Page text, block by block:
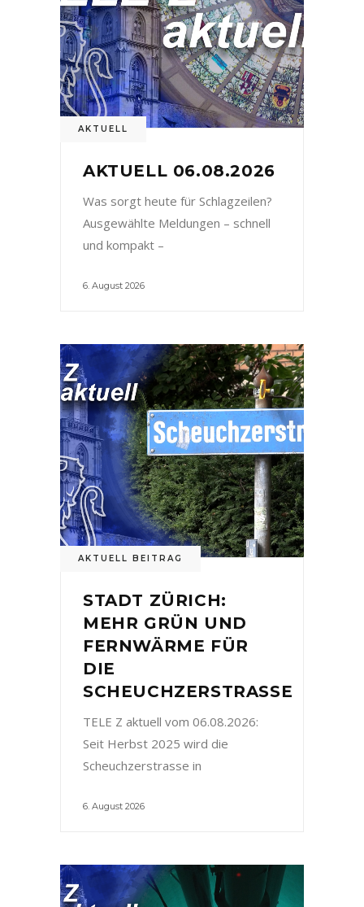
AKTUELL
AKTUELL 06.08.2026
Was sorgt heute für Schlagzeilen?
Ausgewählte Meldungen – schnell
und kompakt –
6. August 2026
AKTUELL BEITRAG
STADT ZÜRICH:
MEHR GRÜN UND
FERNWÄRME FÜR
DIE
SCHEUCHZERSTRASSE
TELE Z aktuell vom 06.08.2026:
Seit Herbst 2025 wird die
Scheuchzerstrasse in
6. August 2026